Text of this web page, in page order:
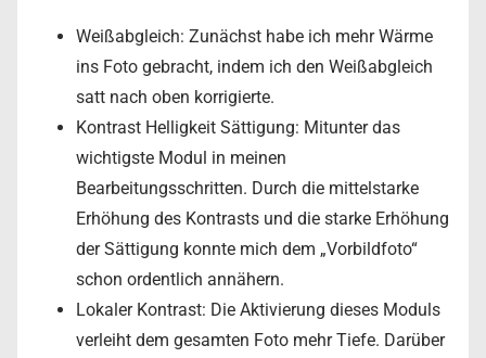
Weißabgleich: Zunächst habe ich mehr Wärme
ins Foto gebracht, indem ich den Weißabgleich
satt nach oben korrigierte.
Kontrast Helligkeit Sättigung: Mitunter das
wichtigste Modul in meinen
Bearbeitungsschritten. Durch die mittelstarke
Erhöhung des Kontrasts und die starke Erhöhung
der Sättigung konnte mich dem „Vorbildfoto“
schon ordentlich annähern.
Lokaler Kontrast: Die Aktivierung dieses Moduls
verleiht dem gesamten Foto mehr Tiefe. Darüber